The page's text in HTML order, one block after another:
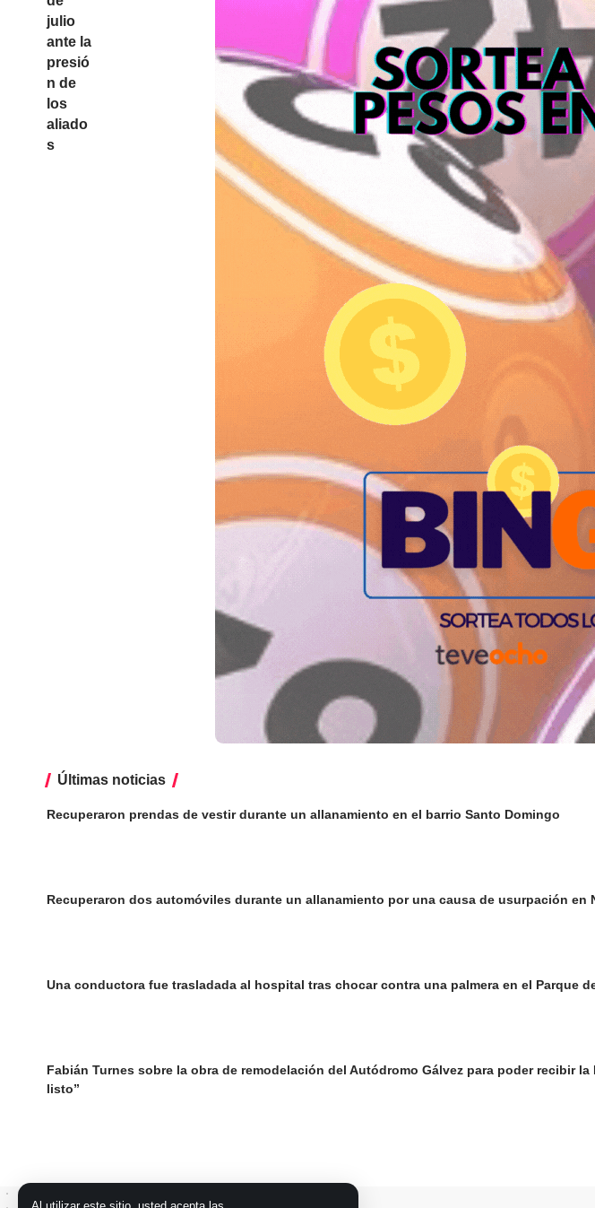
Últimas noticias
Recuperaron prendas de vestir durante un allanamiento en el barrio Santo Domingo
Recuperaron dos automóviles durante un allanamiento por una causa de usurpación en
Una conductora fue trasladada al hospital tras chocar contra una palmera en el Parque
Fabián Turnes sobre la obra de remodelación del Autódromo Gálvez para poder recibir
listo”